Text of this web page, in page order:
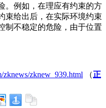
。例如，在理应有约束的方
束给出后，在实际环境约束
制不稳定的危险，由于位置
zknew_939.html （正